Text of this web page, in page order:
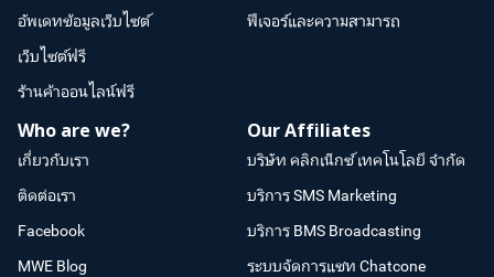
อัพเดทข้อมูลเว็บไซต์
เว็บไซต์ฟรี
ร้านค้าออนไลน์ฟรี
ฟีเจอร์และความสามารถ
Who are we?
เกี่ยวกับเรา
ติดต่อเรา
Facebook
MWE Blog
Our Affiliates
บริษัท คลิกเน็กซ์ เทคโนโลยี จำกัด
บริการ SMS Marketing
บริการ BMS Broadcasting
ระบบจัดการแชท Chatcone